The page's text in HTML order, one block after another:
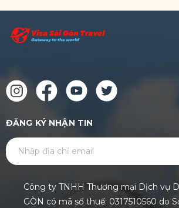
ĐĂNG KÝ NHẬN TIN
Công ty TNHH Thương mại Dịch vụ
GÒN có mã số thuế: 0317510560 do